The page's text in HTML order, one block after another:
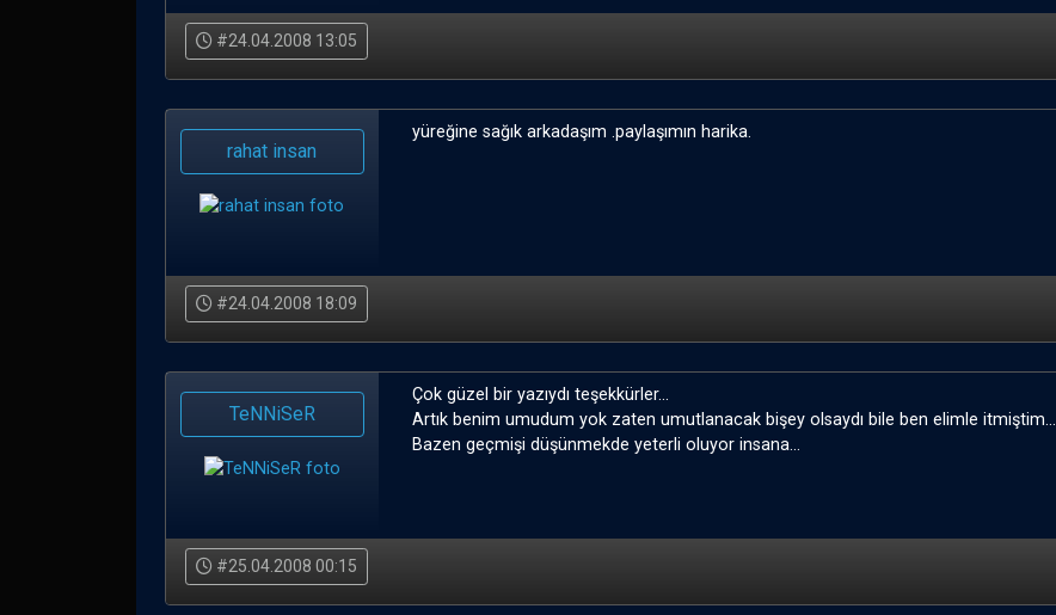
#24.04.2008 13:05
rahat insan
yüreğine sağık arkadaşım .paylaşımın harika.
#24.04.2008 18:09
TeNNiSeR
Çok güzel bir yazıydı teşekkürler...
Artık benim umudum yok zaten umutlanacak bişey olsaydı bile ben elimle itmiştim...
Bazen geçmişi düşünmekde yeterli oluyor insana...
#25.04.2008 00:15